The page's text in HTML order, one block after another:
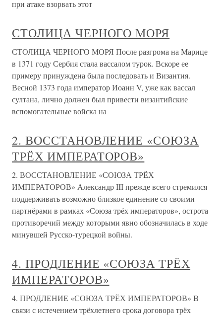
при атаке взорвать этот
СТОЛИЦА ЧЕРНОГО МОРЯ
СТОЛИЦА ЧЕРНОГО МОРЯ После разгрома на Марице
в 1371 году Сербия стала вассалом турок. Вскоре ее
примеру принуждена была последовать и Византия.
Весной 1373 года император Иоанн V, уже как вассал
султана, лично должен был привести византийские
вспомогательные войска на
2. ВОССТАНОВЛЕНИЕ «СОЮЗА
ТРЁХ ИМПЕРАТОРОВ»
2. ВОССТАНОВЛЕНИЕ «СОЮЗА ТРЁХ
ИМПЕРАТОРОВ» Александр III прежде всего стремился
поддерживать возможно близкое единение со своими
партнёрами в рамках «Союза трёх императоров», острота
противоречий между которыми явно обозначилась в ходе
минувшей Русско-турецкой войны.
4. ПРОДЛЕНИЕ «СОЮЗА ТРЁХ
ИМПЕРАТОРОВ»
4. ПРОДЛЕНИЕ «СОЮЗА ТРЁХ ИМПЕРАТОРОВ» В
связи с истечением трёхлетнего срока договора трёх